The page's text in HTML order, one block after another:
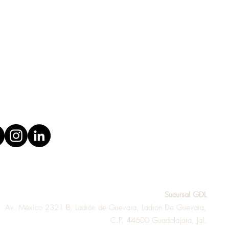
Sucursal GDL
Av. México 2321 B, Ladrón de Guevara, Ladron De Guevara,
C.P. 44600 Guadalajara, Jal.